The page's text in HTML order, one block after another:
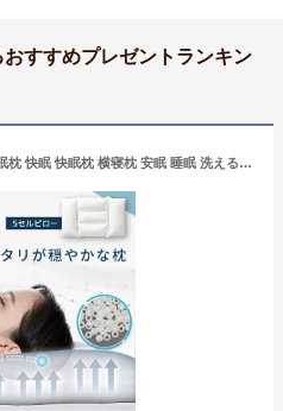
すすめプレゼントランキン
枕 肩こり まくら 首こり 安眠枕 快眠 快眠枕 横寝枕 安眠 睡眠 洗える 頸椎 症 首 寝返り サポート いびき 高め 低め パイプ 球状 フィット かため 高級 プレゼント ギフト無料 ロフテー 5セルピロー マルコビーンズ makura エアウィーヴ グループ